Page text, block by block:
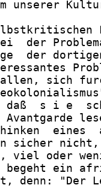
unserer
der
der
sich
daß  s i e
Avantgarde
eines
sicher
viel oder
begeht ein
denn: "Der